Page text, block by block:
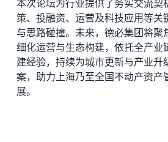
本次论坛为行业提供了务实交流契
策、投融资、运营及科技应用等关
与思路碰撞。未来，德必集团将聚
细化运营与生态构建，依托全产业
建经验，持续为城市更新与产业升
案，助力上海乃至全国不动产资产
展。